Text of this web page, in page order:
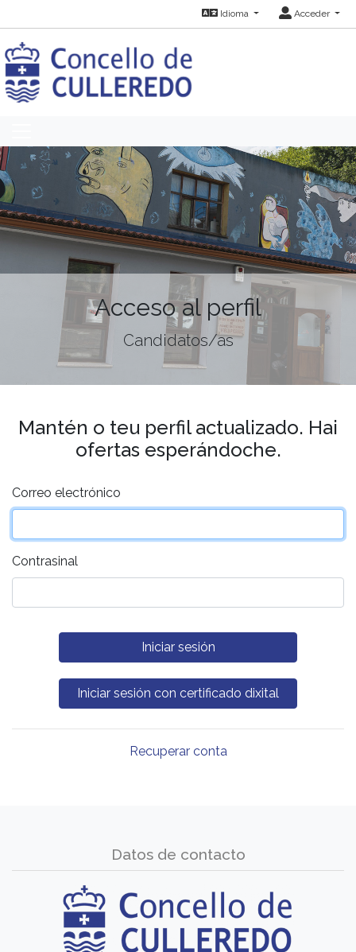
Idioma Acceder
Acceso al perfil
Candidatos/as
Mantén o teu perfil actualizado. Hai
ofertas esperándoche.
Correo electrónico
Contrasinal
Recuperar conta
Datos de contacto